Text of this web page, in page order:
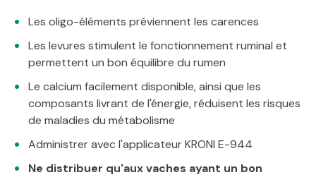
Les oligo-éléments préviennent les carences
Les levures stimulent le fonctionnement ruminal et
permettent un bon équilibre du rumen
Le calcium facilement disponible, ainsi que les
composants livrant de l'énergie, réduisent les risques
de maladies du métabolisme
Administrer avec l'applicateur KRONI E-944
Ne distribuer qu'aux vaches ayant un bon